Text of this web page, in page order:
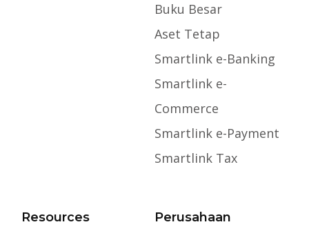
Buku Besar
Aset Tetap
Smartlink e-Banking
Smartlink e-
Commerce
Smartlink e-Payment
Smartlink Tax
Resources Perusahaan